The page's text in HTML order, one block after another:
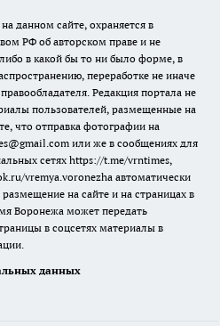
данном сайте, охраняется в
РФ об авторском праве и не
в какой бы то ни было форме, в
переработке не иначе
Редакция портала не
пользователей, размещенные на
что отправка фотографии на
или же в сообщениях для
сетях https://t.me/vrntimes,
vremya.voronezha автоматически
на сайте и на страницах в
Воронежа может передать
в соцсетях материалы в
данных